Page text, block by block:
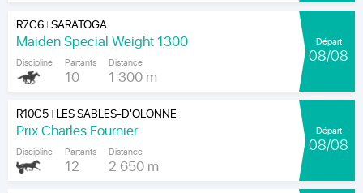
R7C6|SARATOGA
Maiden Special Weight 1300
Discipline Partants
10
Distance
1 300 m
Départ
08/08
R10C5| LES SABLES-D'OLONNE
Prix Charles Fournier
Discipline Partants
12
Distance
2 650 m
Départ
08/08